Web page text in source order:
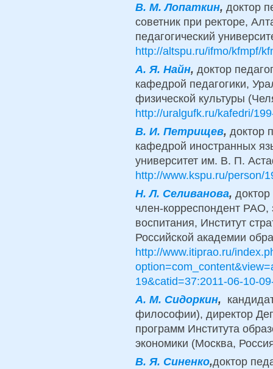
B. М. Лопаткин, доктор
советник при ректоре,
педагогический
http://altspu.ru/ifmo/kfmpf/
A. Я. Найн, доктор
кафедрой педагогики,
физической культуры
http://uralgufk.ru/kafedri/
B. И. Петрищев, доктор
кафедрой иностранных
университет им. В. П.
http://www.kspu.ru/person/
Н.Л. Селиванова,
член-корреспондент РАО,
воспитания, Институт
Российской академии
http://www.itiprao.ru/
19&catid=37:2011-06-10-
A. М. Сидоркин,
философии), директор
программ Института
экономики (Москва,
B. Я. Синенко,доктор